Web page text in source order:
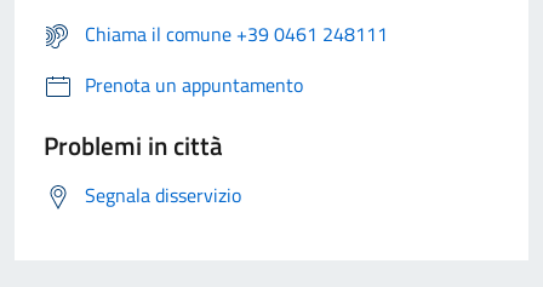
Chiama il comune +39 0461 248111
Prenota un appuntamento
Problemi in città
Segnala disservizio